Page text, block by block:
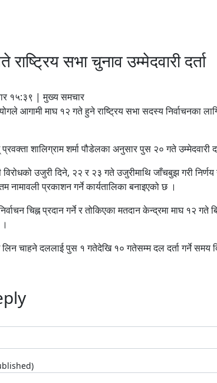
सभा चुनाव उम्मेदवारी दर्ता
१५:३९ | मुख्य समचार
आगामी माघ १२ गते हुने राष्ट्रिय सभा सदस्य निर्वाचनका
शालिग्राम शर्मा पौडेलका अनुसार पुस २० गते उम्मेदवारी
विरोधको उजुरी दिने, २२ र २३ गते उजुरीमाथि जाँचबुझ गरी
नामावली प्रकाशन गर्ने कार्यतालिका बनाइएको छ ।
चिह्न प्रदान गर्ने र तोकिएका मतदान केन्द्रमा माघ १२
लिन चाहने दललाई पुस १ गतेदेखि १० गतेसम्म दल दर्ता गर्ने समय